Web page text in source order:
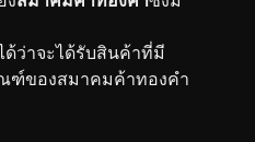
ว่าจะได้รับสินค้าที่มี
ฑ์ของสมาคมค้าทองคำ